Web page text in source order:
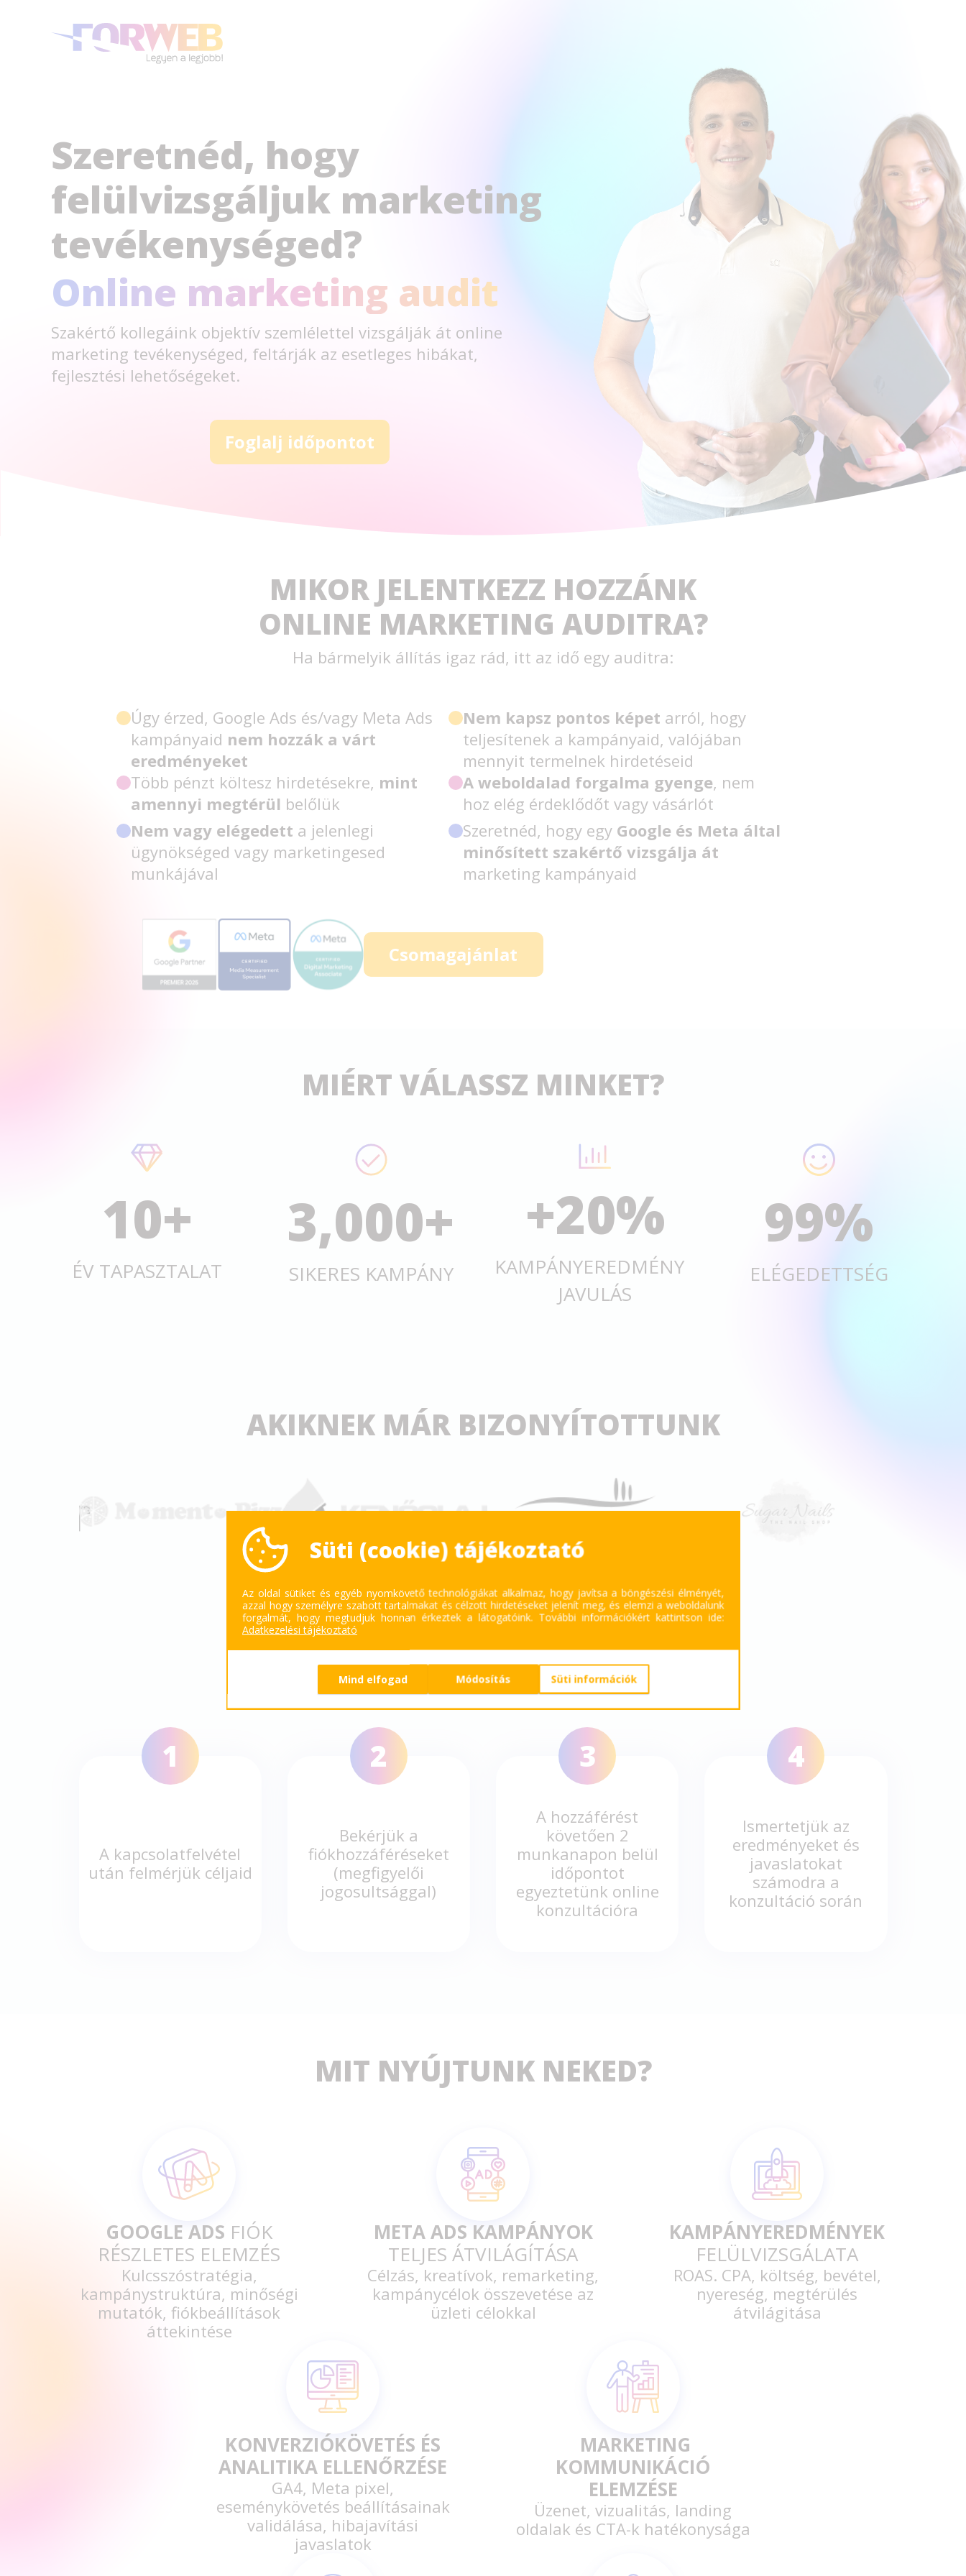
Szeretnéd, hogy
felülvizsgáljuk marketing
tevékenységed?
Online marketing audit
Szakértő kollegáink objektív szemlélettel vizsgálják át online
marketing tevékenységed, feltárják az esetleges hibákat,
fejlesztési lehetőségeket.
Foglalj időpontot
MIKOR JELENTKEZZ HOZZÁNK
ONLINE MARKETING AUDITRA?
Ha bármelyik állítás igaz rád, itt az idő egy auditra:
Úgy érzed, Google Ads és/vagy Meta Ads
kampányaid nem hozzák a várt
eredményeket
Több pénzt költesz hirdetésekre, mint
amennyi megtérül belőlük
Nem vagy elégedett a jelenlegi
ügynökséged vagy marketingesed
munkájával
Nem kapsz pontos képet arról, hogy
teljesítenek a kampányaid, valójában
mennyit termelnek hirdetéseid
A weboldalad forgalma gyenge, nem
hoz elég érdeklődőt vagy vásárlót
Szeretnéd, hogy egy Google és Meta által
minősített szakértő vizsgálja át
marketing kampányaid
Csomagajánlat
MIÉRT VÁLASSZ MINKET?
10+
ÉV TAPASZTALAT
3,000+
SIKERES KAMPÁNY
+20%
KAMPÁNYEREDMÉNY
JAVULÁS
99%
ELÉGEDETTSÉG
AKIKNEK MÁR BIZONYÍTOTTUNK
HOGYAN TÖRTÉNIK AZ AUDIT?
1
A kapcsolatfelvétel
után felmérjük céljaid
2
Bekérjük a
fiókhozzáféréseket
(megfigyelői
jogosultsággal)
3
A hozzáférést
követően 2
munkanapon belül
időpontot
egyeztetünk online
konzultációra
4
Ismertetjük az
eredményeket és
javaslatokat
számodra a
konzultáció során
MIT NYÚJTUNK NEKED?
GOOGLE ADS FIÓK
RÉSZLETES ELEMZÉS
Kulcsszóstratégia,
kampánystruktúra, minőségi
mutatók, fiókbeállítások
áttekintése
META ADS KAMPÁNYOK
TELJES ÁTVILÁGÍTÁSA
Célzás, kreatívok, remarketing,
kampánycélok összevetése az
üzleti célokkal
KAMPÁNYEREDMÉNYEK
FELÜLVIZSGÁLATA
ROAS. CPA, költség, bevétel,
nyereség, megtérülés
átvilágitása
KONVERZIÓKÖVETÉS ÉS
ANALITIKA ELLENŐRZÉSE
GA4, Meta pixel,
eseménykövetés beállításainak
validálása, hibajavítási
javaslatok
MARKETING
KOMMUNIKÁCIÓ
ELEMZÉSE
Üzenet, vizualitás, landing
oldalak és CTA-k hatékonysága
Süti (cookie) tájékoztató
Az oldal sütiket és egyéb nyomkövető technológiákat alkalmaz, hogy javítsa a böngészési élményét,
azzal hogy személyre szabott tartalmakat és célzott hirdetéseket jelenít meg, és elemzi a weboldalunk
forgalmát, hogy megtudjuk honnan érkeztek a látogatóink. További információkért kattintson ide:
Adatkezelési tájékoztató
Mind elfogad Módosítás Süti információk